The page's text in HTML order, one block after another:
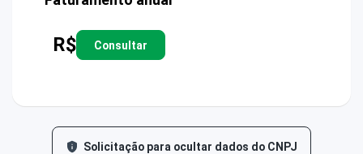
R$ Consultar
Solicitação para ocultar dados do CNPJ